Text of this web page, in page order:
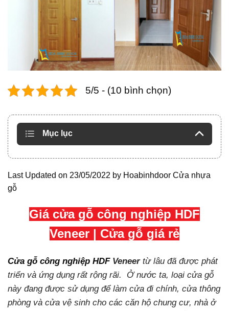
5/5 - (10 bình chọn)
Mục lục
Last Updated on 23/05/2022 by Hoabinhdoor Cửa nhựa
gỗ
Giá cửa gỗ công nghiệp HDF
Veneer | Cửa gỗ giá rẻ
Cửa gỗ công nghiệp HDF Veneer từ lâu đã được phát
triển và ứng dụng rất rộng rãi. Ở nước ta, loại cửa gỗ
này đang được sử dụng để làm cửa đi chính, cửa thông
phòng và cửa vệ sinh cho các căn hộ chung cư, nhà ở